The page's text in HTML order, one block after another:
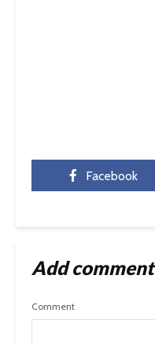
Facebook
Add comment
Comment